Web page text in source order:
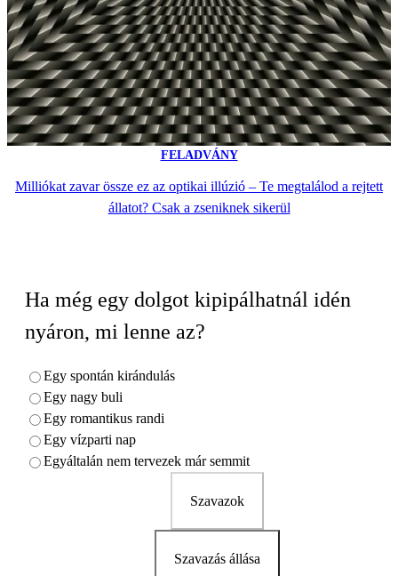
FELADVÁNY
Milliókat zavar össze ez az optikai illúzió – Te megtalálod a rejtett
állatot? Csak a zseniknek sikerül
Ha még egy dolgot kipipálhatnál idén
nyáron, mi lenne az?
Egy spontán kirándulás
Egy nagy buli
Egy romantikus randi
Egy vízparti nap
Egyáltalán nem tervezek már semmit
Szavazok
Szavazás állása